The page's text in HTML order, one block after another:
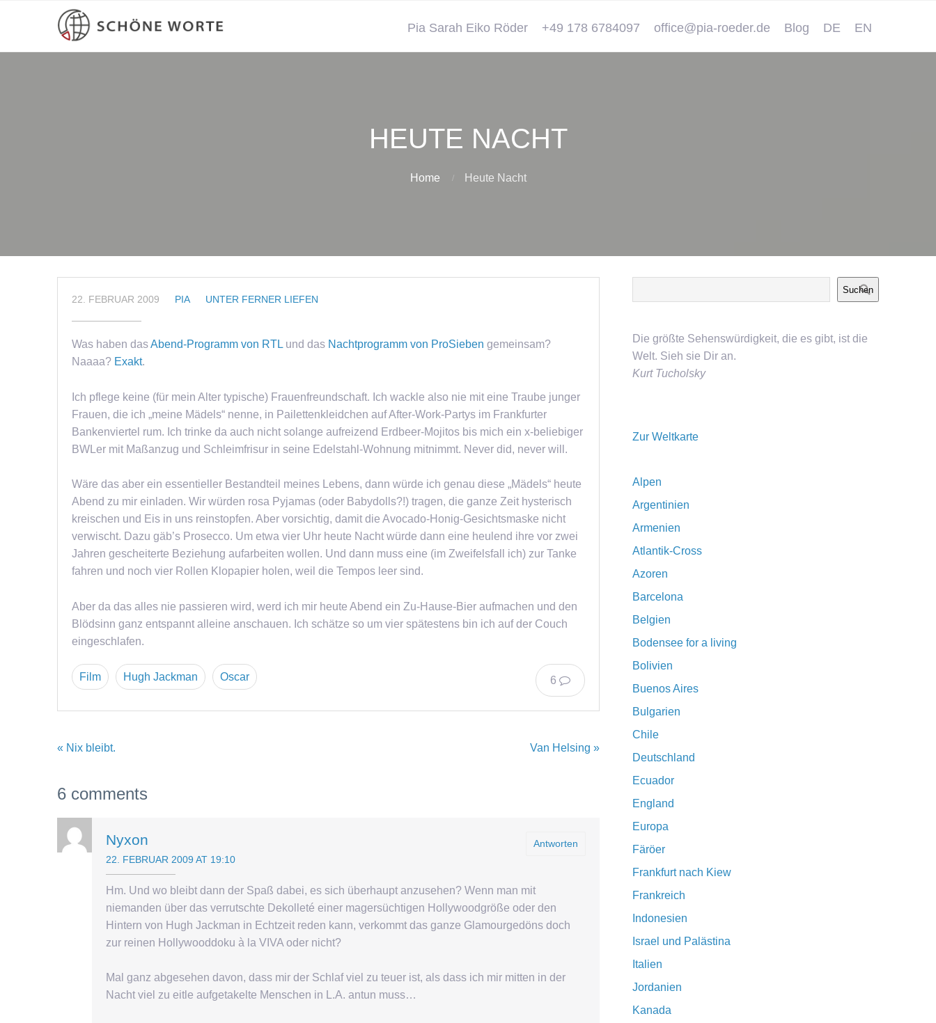
Pia Sarah Eiko Röder +49 178 6784097 office@pia-roeder.de Blog DE EN
HEUTE NACHT
Home Heute Nacht
22. FEBRUAR 2009 PIA UNTER FERNER LIEFEN
Was haben dasAbend-Programm von RTL und das Nachtprogramm von ProSieben gemeinsam?
Naaaa? Exakt.
Ich pflege keine (für mein Alter typische) Frauenfreundschaft. Ich wackle also nie mit eine Traube junger
Frauen, die ich „meine Mädels“ nenne, in Pailettenkleidchen auf After-Work-Partys im Frankfurter
Bankenviertel rum. Ich trinke da auch nicht solange aufreizend Erdbeer-Mojitos bis mich ein x-beliebiger
BWLer mit Maßanzug und Schleimfrisur in seine Edelstahl-Wohnung mitnimmt. Never did, never will.
Wäre das aber ein essentieller Bestandteil meines Lebens, dann würde ich genau diese „Mädels“ heute
Abend zu mir einladen. Wir würden rosa Pyjamas (oder Babydolls?!) tragen, die ganze Zeit hysterisch
kreischen und Eis in uns reinstopfen. Aber vorsichtig, damit die Avocado-Honig-Gesichtsmaske nicht
verwischt. Dazu gäb’s Prosecco. Um etwa vier Uhr heute Nacht würde dann eine heulend ihre vor zwei
Jahren gescheiterte Beziehung aufarbeiten wollen. Und dann muss eine (im Zweifelsfall ich) zur Tanke
fahren und noch vier Rollen Klopapier holen, weil die Tempos leer sind.
Aber da das alles nie passieren wird, werd ich mir heute Abend ein Zu-Hause-Bier aufmachen und den
Blödsinn ganz entspannt alleine anschauen. Ich schätze so um vier spätestens bin ich auf der Couch
eingeschlafen.
6
Film Hugh Jackman Oscar
« Nix bleibt. Van Helsing »
6 comments
Antworten
Nyxon
22. FEBRUAR 2009 AT 19:10
Hm. Und wo bleibt dann der Spaß dabei, es sich überhaupt anzusehen? Wenn man mit
niemanden über das verrutschte Dekolleté einer magersüchtigen Hollywoodgröße oder den
Hintern von Hugh Jackman in Echtzeit reden kann, verkommt das ganze Glamourgedöns doch
zur reinen Hollywooddoku à la VIVA oder nicht?
Mal ganz abgesehen davon, dass mir der Schlaf viel zu teuer ist, als dass ich mir mitten in der
Nacht viel zu eitle aufgetakelte Menschen in L.A. antun muss…
Suchen
Die größte Sehenswürdigkeit, die es gibt, ist die
Welt. Sieh sie Dir an.
Kurt Tucholsky
Zur Weltkarte
Alpen
Argentinien
Armenien
Atlantik-Cross
Azoren
Barcelona
Belgien
Bodensee for a living
Bolivien
Buenos Aires
Bulgarien
Chile
Deutschland
Ecuador
England
Europa
Färöer
Frankfurt nach Kiew
Frankreich
Indonesien
Israel und Palästina
Italien
Jordanien
Kanada